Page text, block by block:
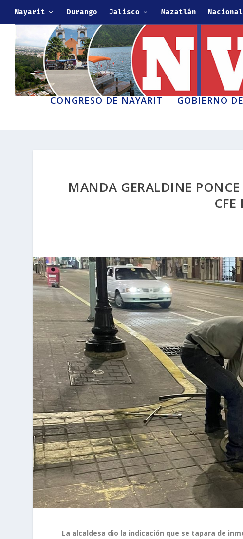
Nayarit Durango Jalisco Mazatlán Nacional
CONGRESO DE NAYARIT GOBIERNO
MANDA GERALDINE PONCE
La alcaldesa dio la indicación que se tapara de